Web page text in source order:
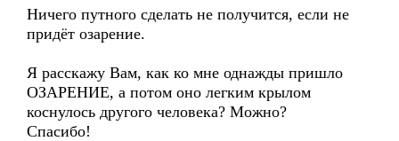
Ничего путного сделать не получится, если не
придёт озарение.
Я расскажу Вам, как ко мне однажды пришло
ОЗАРЕНИЕ, а потом оно легким крылом
коснулось другого человека? Можно?
Спасибо!